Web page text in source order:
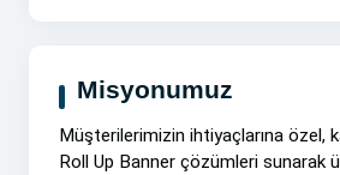
Misyonumuz
Müşterilerimizin ihtiyaçlarına özel,
Roll Up Banner çözümleri sunarak